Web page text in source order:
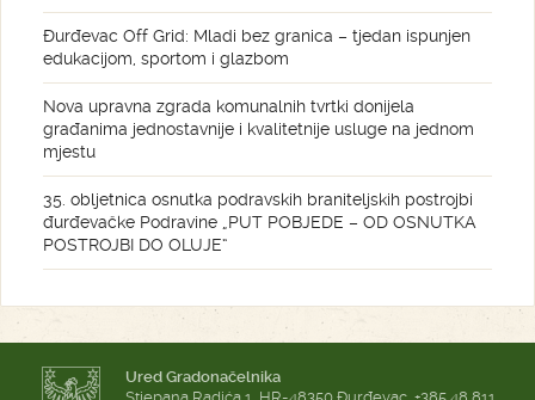
Đurđevac Off Grid: Mladi bez granica – tjedan ispunjen
edukacijom, sportom i glazbom
Nova upravna zgrada komunalnih tvrtki donijela
građanima jednostavnije i kvalitetnije usluge na jednom
mjestu
35. obljetnica osnutka podravskih braniteljskih postrojbi
đurđevačke Podravine „PUT POBJEDE – OD OSNUTKA
POSTROJBI DO OLUJE“
Ured Gradonačelnika